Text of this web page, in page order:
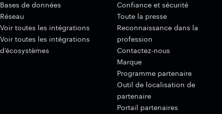
Bases de données
Réseau
Voir toutes les intégrations
Voir toutes les intégrations
d'écosystèmes
Confiance et sécurité
Toute la presse
Reconnaissance dans la
profession
Contactez-nous
Marque
Programme partenaire
Outil de localisation de
partenaire
Portail partenaires